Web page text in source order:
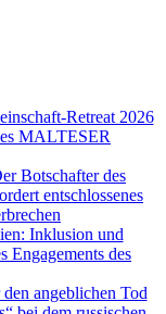
Retreat 2026
MALTESER
Botschafter des
entschlossenes
Inklusion und
Engagements des
angeblichen Tod